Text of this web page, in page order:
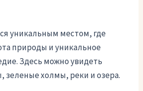
уникальным местом, где
природы и уникальное
Здесь можно увидеть
зеленые холмы, реки и озера.